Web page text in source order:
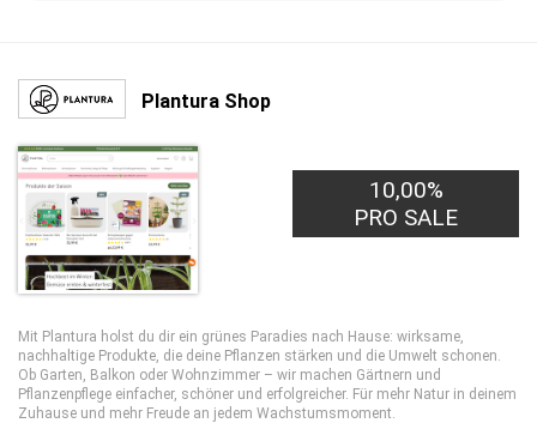
Plantura Shop
10,00%
PRO SALE
Mit Plantura holst du dir ein grünes Paradies nach Hause: wirksame,
nachhaltige Produkte, die deine Pflanzen stärken und die Umwelt schonen.
Ob Garten, Balkon oder Wohnzimmer – wir machen Gärtnern und
Pflanzenpflege einfacher, schöner und erfolgreicher. Für mehr Natur in deinem
Zuhause und mehr Freude an jedem Wachstumsmoment.